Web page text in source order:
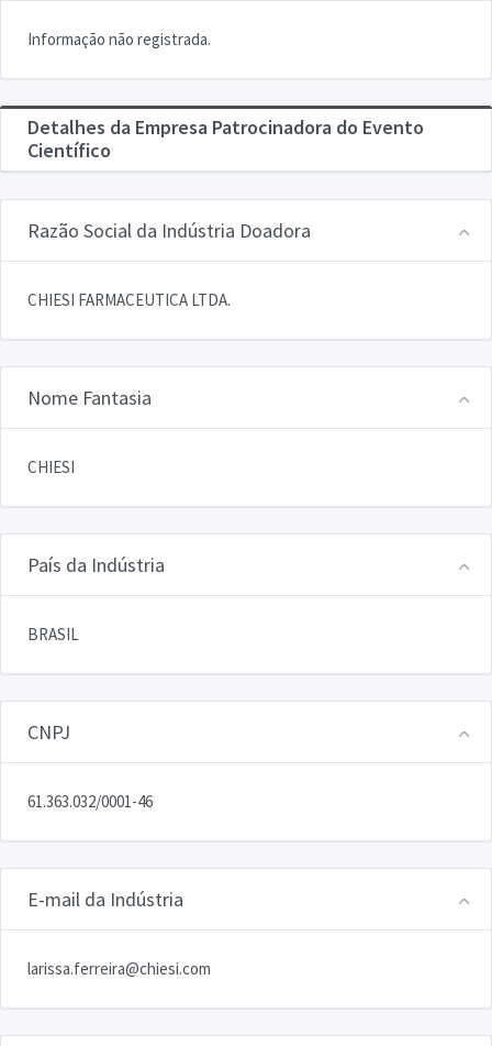
Informação não registrada.
Detalhes da Empresa Patrocinadora do Evento
Científico
Razão Social da Indústria Doadora
CHIESI FARMACEUTICA LTDA.
Nome Fantasia
CHIESI
País da Indústria
BRASIL
CNPJ
61.363.032/0001-46
E-mail da Indústria
larissa.ferreira@chiesi.com